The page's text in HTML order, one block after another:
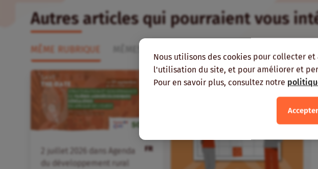
Nous utilisons des cookies pour collecter
l'utilisation du site, et pour améliorer et
Pour en savoir plus, consultez notre
Accepter
Autres articles qui pourraient vous
MÊME RUBRIQUE
FR
juillet dans
Agenda
du développement rural